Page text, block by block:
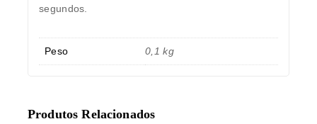
segundos.
Peso 0,1 kg
Produtos Relacionados